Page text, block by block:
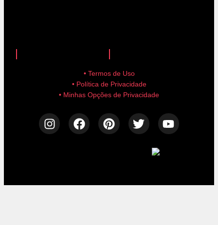
• Termos de Uso
• Política de Privacidade
• Minhas Opções de Privacidade